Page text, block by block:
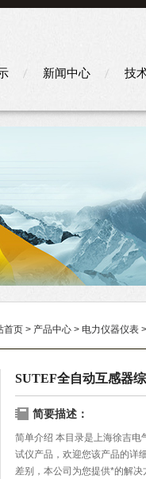
新闻中心 技
首页 > 产品中心 > 电力仪器仪表
SUTEF全自动互感器
简要描述：
简单介绍 本目录是上海徐吉电
试仪产品，欢迎您该产品的详
差别，本公司为您提供*的解决